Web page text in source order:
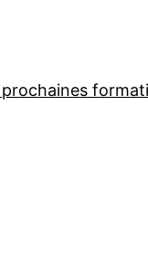
prochaines